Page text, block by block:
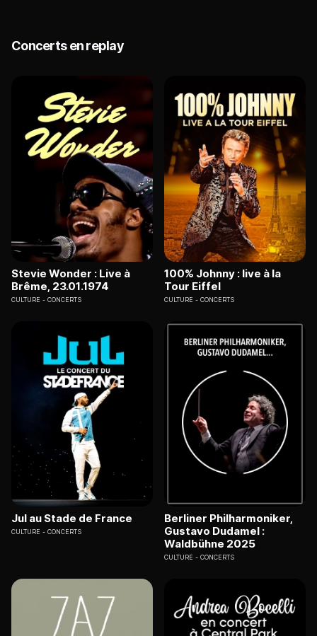
Concerts en replay
Stevie Wonder : Live à
Brême, 23.01.1974
CULTURE CONCERTS
100% Johnny : live à la
Tour Eiffel
CULTURE CONCERTS
Jul au Stade de France
CULTURE CONCERTS
Berliner Philharmoniker,
Gustavo Dudamel :
Waldbühne 2025
CULTURE CONCERTS